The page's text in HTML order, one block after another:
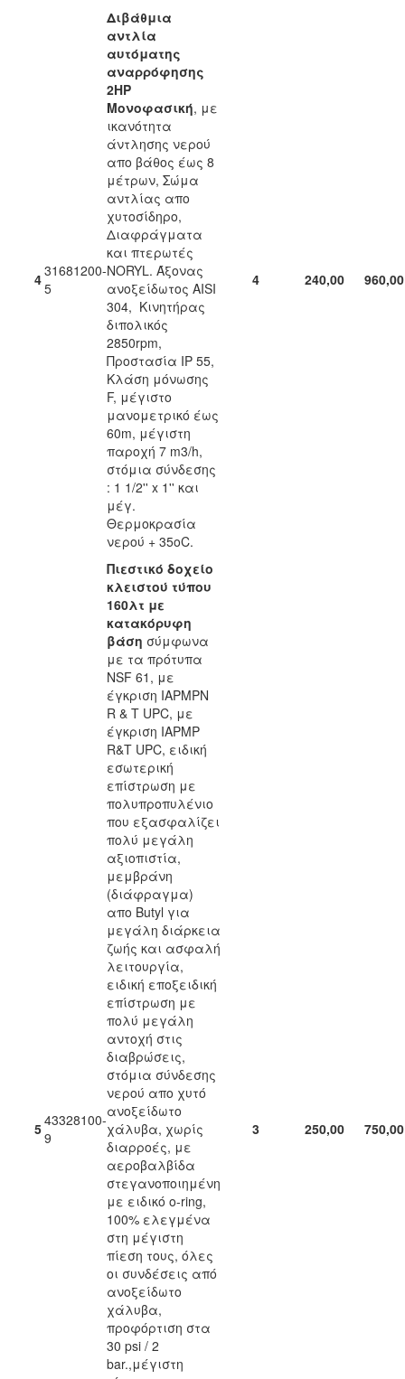
431681200-
5
Διβάθμια
αντλία
αυτόματης
αναρρόφησης
2HP
Μονοφασική, με
ικανότητα
άντλησης νερού
απο βάθος έως 8
μέτρων, Σώμα
αντλίας απο
χυτοσίδηρο,
Διαφράγματα
και πτερωτές
NORYL. Άξονας
ανοξείδωτος AISI
304, Κινητήρας
διπολικός
2850rpm,
Προστασία IP 55,
Κλάση μόνωσης
F, μέγιστο
μανομετρικό έως
60m, μέγιστη
παροχή 7 m3/h,
στόμια σύνδεσης
: 1 1/2'' x 1'' και
μέγ.
Θερμοκρασία
νερού + 35οC.
4 240,00 960,00
543328100-
9
Πιεστικό δοχείο
κλειστού τύπου
160λτ με
κατακόρυφη
βάση σύμφωνα
με τα πρότυπα
NSF 61, με
έγκριση IAPMPN
R & T UPC, με
έγκριση IAPMP
R&T UPC, ειδική
εσωτερική
επίστρωση με
πολυπροπυλένιο
που εξασφαλίζει
πολύ μεγάλη
αξιοπιστία,
μεμβράνη
(διάφραγμα)
απο Butyl για
μεγάλη διάρκεια
ζωής και ασφαλή
λειτουργία,
ειδική εποξειδική
επίστρωση με
πολύ μεγάλη
αντοχή στις
διαβρώσεις,
στόμια σύνδεσης
νερού απο χυτό
ανοξείδωτο
χάλυβα, χωρίς
διαρροές, με
αεροβαλβίδα
στεγανοποιημένη
με ειδικό o-ring,
100% ελεγμένα
στη μέγιστη
πίεση τους, όλες
οι συνδέσεις από
ανοξείδωτο
χάλυβα,
προφόρτιση στα
30 psi / 2
bar.,μέγιστη
3 250,00 750,00